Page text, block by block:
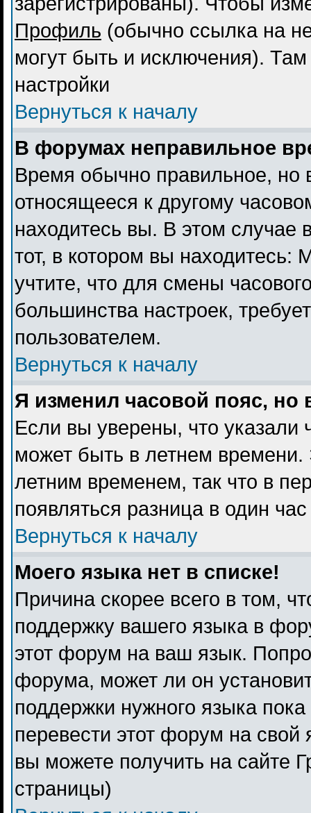
Профиль (обычно ссылка на
могут быть и исключения).
настройки
Вернуться к началу
В форумах неправильное
Время обычно правильное, но
относящееся к другому
находитесь вы. В этом случае
тот, в котором вы находитесь:
учтите, что для смены
большинства настроек,
пользователем.
Вернуться к началу
Я изменил часовой пояс, но
Если вы уверены, что указали
может быть в летнем
летним временем, так что в
появляться разница в один
Вернуться к началу
Моего языка нет в списке!
Причина скорее всего в том,
поддержку вашего языка в
этот форум на ваш язык.
форума, может ли он
поддержки нужного языка
перевести этот форум на
вы можете получить на сайте
страницы)